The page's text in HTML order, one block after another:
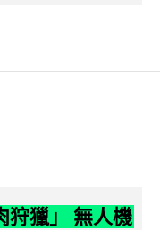
狩獵」 無人機